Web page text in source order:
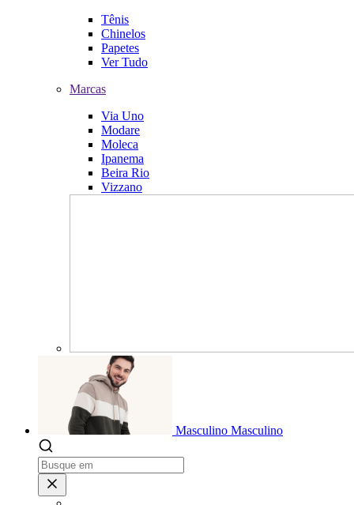
Tênis
Chinelos
Papetes
Ver Tudo
Marcas
Via Uno
Modare
Moleca
Ipanema
Beira Rio
Vizzano
Masculino Masculino